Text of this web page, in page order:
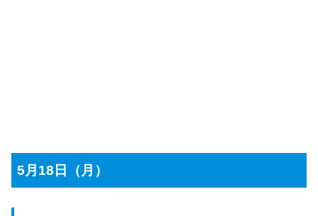
5月18日（月）